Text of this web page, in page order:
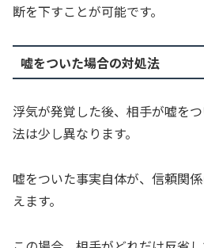
断を下すことが可能です。
嘘をついた場合の対処法
浮気が発覚した後、相手が嘘を
法は少し異なります。
嘘をついた事実自体が、信頼関
えます。